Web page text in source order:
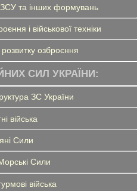
та інших формувань
і військової техніки
озброєння
СИЛ УКРАЇНИ:
ЗС України
війська
Сили
Сили
війська